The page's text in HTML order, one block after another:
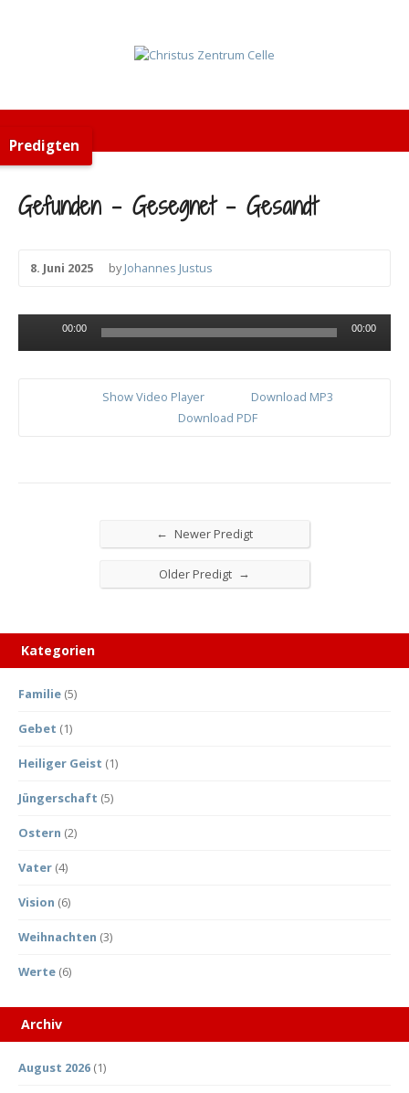
Predigten
Gefunden – Gesegnet – Gesandt
8. Juni 2025 byJohannes Justus
00:00 00:00
Show Video Player
Download MP3
Download PDF
← Newer Predigt
Older Predigt →
Kategorien
Familie (5)
Gebet (1)
Heiliger Geist (1)
Jüngerschaft (5)
Ostern (2)
Vater (4)
Vision (6)
Weihnachten (3)
Werte (6)
Archiv
August 2026 (1)